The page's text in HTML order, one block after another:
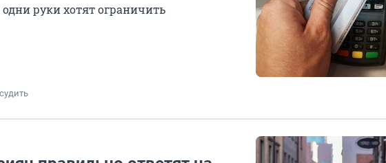
руки хотят ограничить